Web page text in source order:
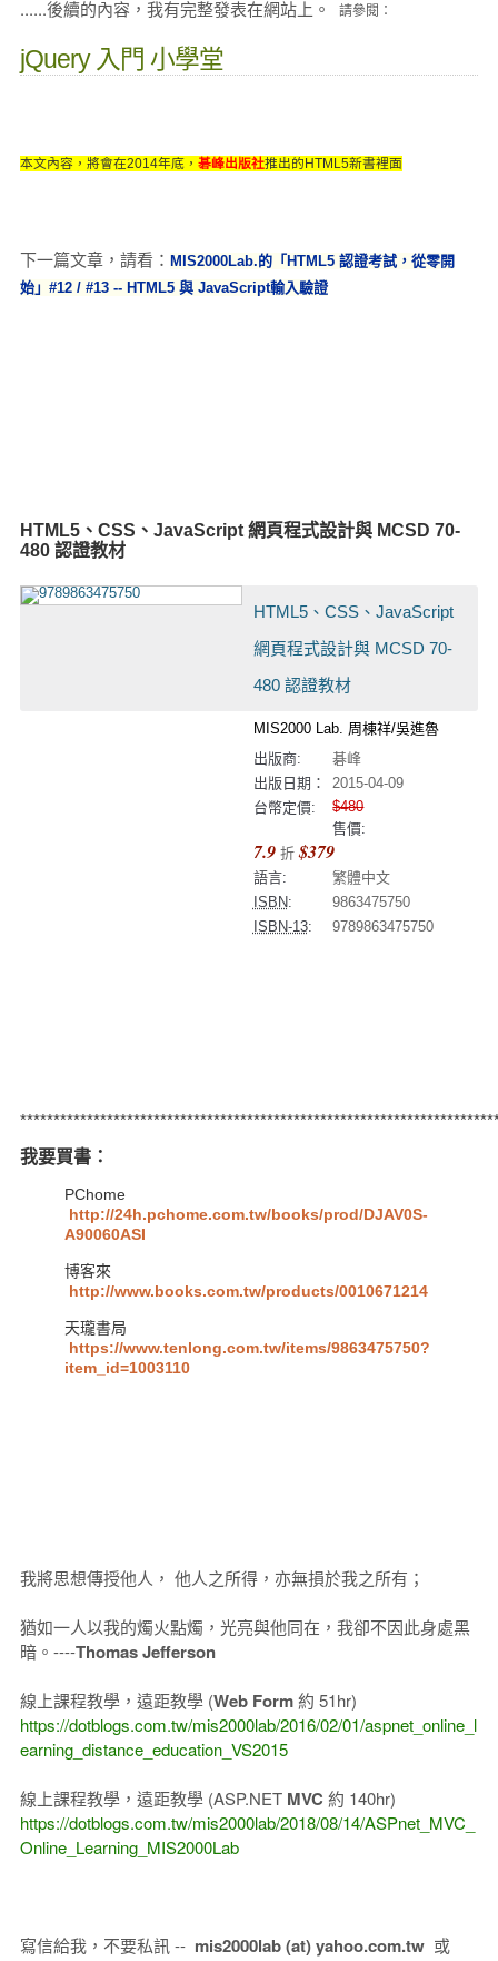
......後續的內容，我有完整發表在網站上。 請參閱：
jQuery 入門 小學堂
本文內容，將會在2014年底， 碁峰出版社推出的HTML5新書裡面
下一篇文章，請看： MIS2000Lab.的「HTML5 認證考試，從零開
始」#12 / #13 -- HTML5 與 JavaScript輸入驗證
HTML5、CSS、JavaScript 網頁程式設計與 MCSD 70-
480 認證教材
HTML5、CSS、JavaScript
網頁程式設計與 MCSD 70-
480 認證教材
MIS2000 Lab. 周棟祥/吳進魯
出版商:
碁峰
出版日期：
2015-04-09
台幣定價:
$480
售價:
7.9折$379
語言:
繁體中文
ISBN:
9863475750
ISBN-13: 9789863475750
我要買書：
PChome
http://24h.pchome.com.tw/books/prod/DJAV0S-
A90060ASI
博客來
http://www.books.com.tw/products/0010671214
天瓏書局
https://www.tenlong.com.tw/items/9863475750?
item_id=1003110
我將思想傳授他人， 他人之所得，亦無損於我之所有；
猶如一人以我的燭火點燭，光亮與他同在，我卻不因此身處黑
暗。----Thomas Jefferson
線上課程教學，遠距教學 (Web Form約 51hr)
https://dotblogs.com.tw/mis2000lab/2016/02/01/aspnet_online_l
earning_distance_education_VS2015
線上課程教學，遠距教學 (ASP.NET MVC 約 140hr)
https://dotblogs.com.tw/mis2000lab/2018/08/14/ASPnet_MVC_
Online_Learning_MIS2000Lab
寫信給我，不要私訊 -- mis2000lab (at) yahoo.com.tw或